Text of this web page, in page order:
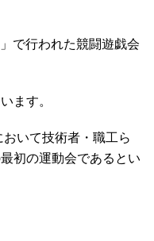
で行われた競闘遊戯会
ます。
おいて技術者・職工ら
初の運動会であるとい